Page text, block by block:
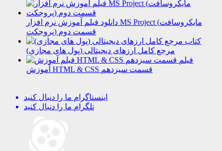
دانلود فیلم آموزش نرم افزار MS Project (مایکروسافت
پروجکت) قسمت دوم
کتاب
مرجع کامل ارزهای دیجیتالی (پول های مجازی)
فیلم
آموزش HTML & CSS قسمت سیزدهم
اینستاگرام ما را دنبال کنید
تلگرام ما را دنبال کنید